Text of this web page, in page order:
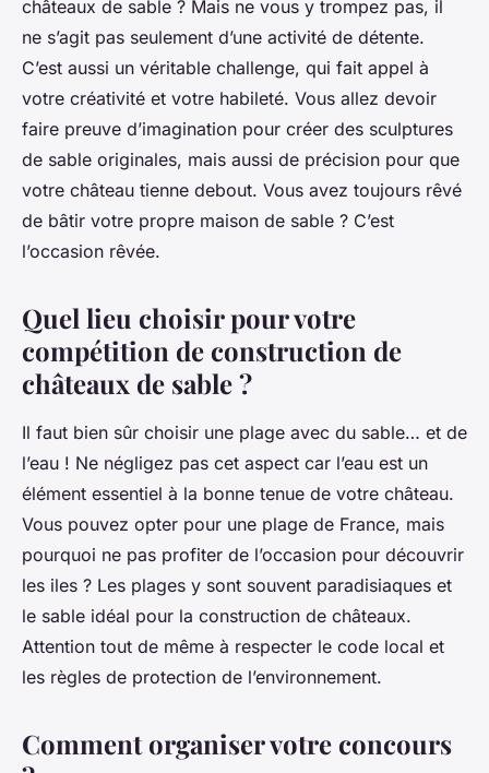
châteaux de sable ? Mais ne vous y trompez pas, il
ne s’agit pas seulement d’une activité de détente.
C’est aussi un véritable challenge, qui fait appel à
votre créativité et votre habileté. Vous allez devoir
faire preuve d’imagination pour créer des sculptures
de sable originales, mais aussi de précision pour que
votre château tienne debout. Vous avez toujours rêvé
de bâtir votre propre maison de sable ? C’est
l’occasion rêvée.
Quel lieu choisir pour votre
compétition de construction de
châteaux de sable ?
Il faut bien sûr choisir une plage avec du sable… et de
l’eau ! Ne négligez pas cet aspect car l’eau est un
élément essentiel à la bonne tenue de votre château.
Vous pouvez opter pour une plage de France, mais
pourquoi ne pas profiter de l’occasion pour découvrir
les iles ? Les plages y sont souvent paradisiaques et
le sable idéal pour la construction de châteaux.
Attention tout de même à respecter le code local et
les règles de protection de l’environnement.
Comment organiser votre concours